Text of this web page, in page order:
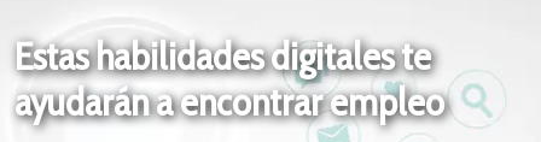
Estas habilidades digitales te
ayudarán a encontrar empleo